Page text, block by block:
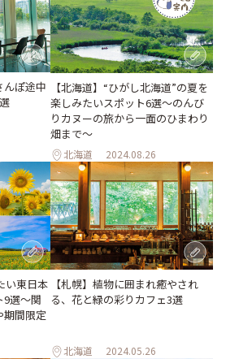
んぽ途中
【北海道】“ひがし北海道”の夏を
楽しみたいスポット6選〜のんび
りカヌーの旅から一面のひまわり
畑まで〜
北海道 2024.08.26
い東日本
9選～関
期間限定
【札幌】植物に囲まれ癒やされ
る、花と緑の彩りカフェ3選
北海道 2024.05.26